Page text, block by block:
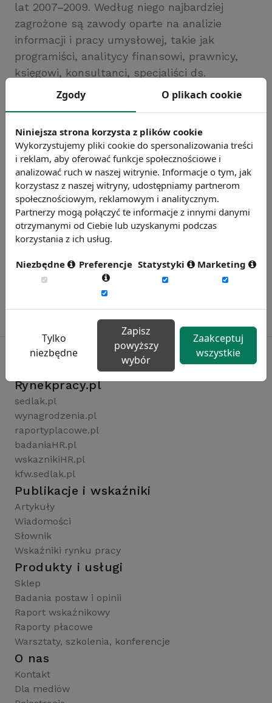
lat 2007–2009. Według niego najbardziej
zagrożone są zawody oparte na analizie
informacji i pracy umysłowej, takie jak
programiści, analitycy finansowi, prawnicy,
księgowi, konsultanci, specjaliści ds.
marketingu, graficy, tłumacze czy pracownicy
Chcesz wiedzieć więcej?
Zobacz więcej wiadomości
Rynekpracy.pl
sedlak.pl
wynagrodzenia.pl
raportyplacowe.pl
badaniaHR.pl
wskaznikiHR.pl
kfw.sedlak.pl
Publikacje i wskaźniki
Artykuły
Wiadomości
Słownik
Wskaźniki rynku pracy
Produkty i usługi
Sklep
Badania postaw i opinii
Raport wskaźnikowy
Raporty płacowe
Warsztaty, szkolenia, konferencje
O nas
Kontakt
Dla mediów
Zgody O plikach cookie
Niniejsza strona korzysta z plików cookie
Wykorzystujemy pliki cookie do spersonalizowania treści
i reklam, aby oferować funkcje społecznościowe i
analizować ruch w naszej witrynie. Informacje o tym, jak
korzystasz z naszej witryny, udostępniamy partnerom
społecznościowym, reklamowym i analitycznym.
Partnerzy mogą połączyć te informacje z innymi danymi
otrzymanymi od Ciebie lub uzyskanymi podczas
korzystania z ich usług.
Niezbędne Preferencje Statystyki Marketing
Tylko
niezbędne
Zapisz
powyższy
wybór
Zaakceptuj
wszystkie